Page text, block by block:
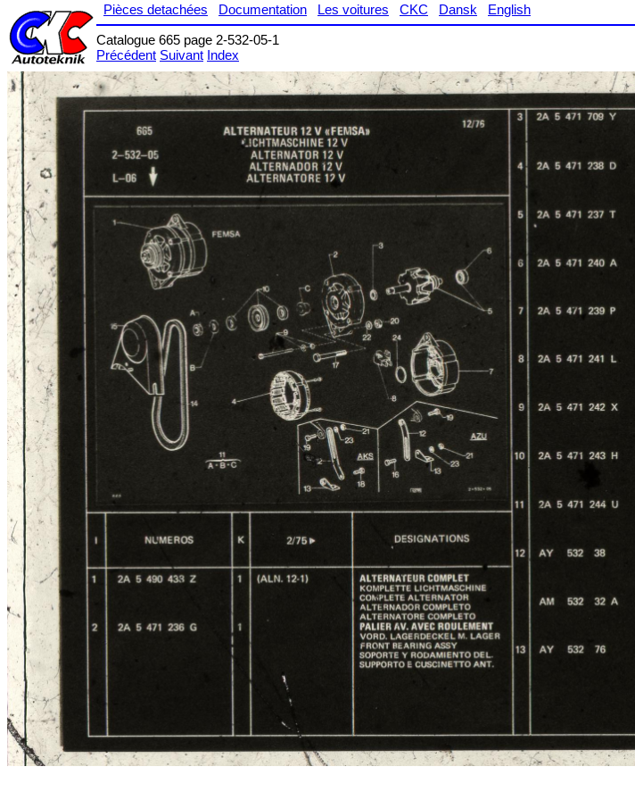
Pièces detachées Documentation Les voitures CKC Dansk
English
Catalogue 665 page 2-532-05-1
Précédent Suivant Index